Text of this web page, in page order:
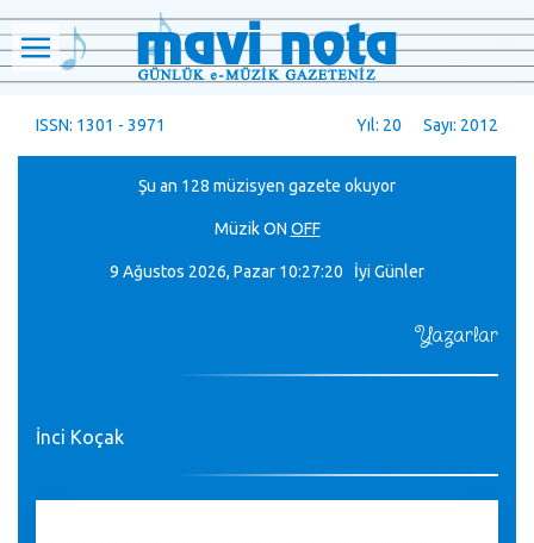
ISSN: 1301 - 3971 Yıl: 20 Sayı: 2012
Şu an 128 müzisyen gazete okuyor
MüzikON OFF
9 Ağustos 2026, Pazar 10:27:21 İyi Günler
Yazarlar
İnci Koçak